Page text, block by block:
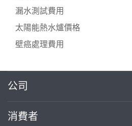
漏水測試費用
太陽能熱水爐價格
壁癌處理費用
公司
消費者